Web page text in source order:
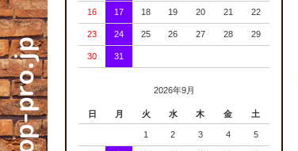
16 17 18 19 20 21 22
23 24 25 26 27 28 29
30 31
2026年9月
日 月 火 水 木 金 土
1 2 3 4 5